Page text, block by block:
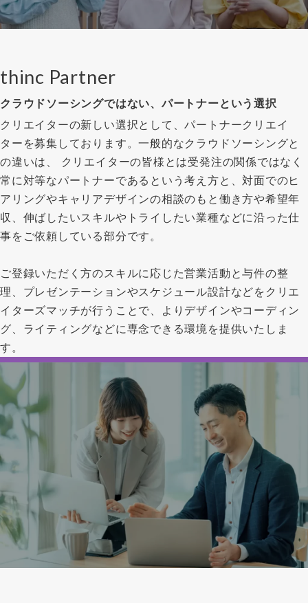
thinc Partner
クラウドソーシングではない、パートナーという選択
クリエイターの新しい選択として、パートナークリエイ
ターを募集しております。一般的なクラウドソーシングと
の違いは、 クリエイターの皆様とは受発注の関係ではなく
常に対等なパートナーであるという考え方と、対面でのヒ
アリングやキャリアデザインの相談のもと働き方や希望年
収、伸ばしたいスキルやトライしたい業種などに沿った仕
事をご依頼している部分です。
ご登録いただく方のスキルに応じた営業活動と与件の整
理、プレゼンテーションやスケジュール設計などをクリエ
イターズマッチが行うことで、よりデザインやコーディン
グ、ライティングなどに専念できる環境を提供いたしま
す。